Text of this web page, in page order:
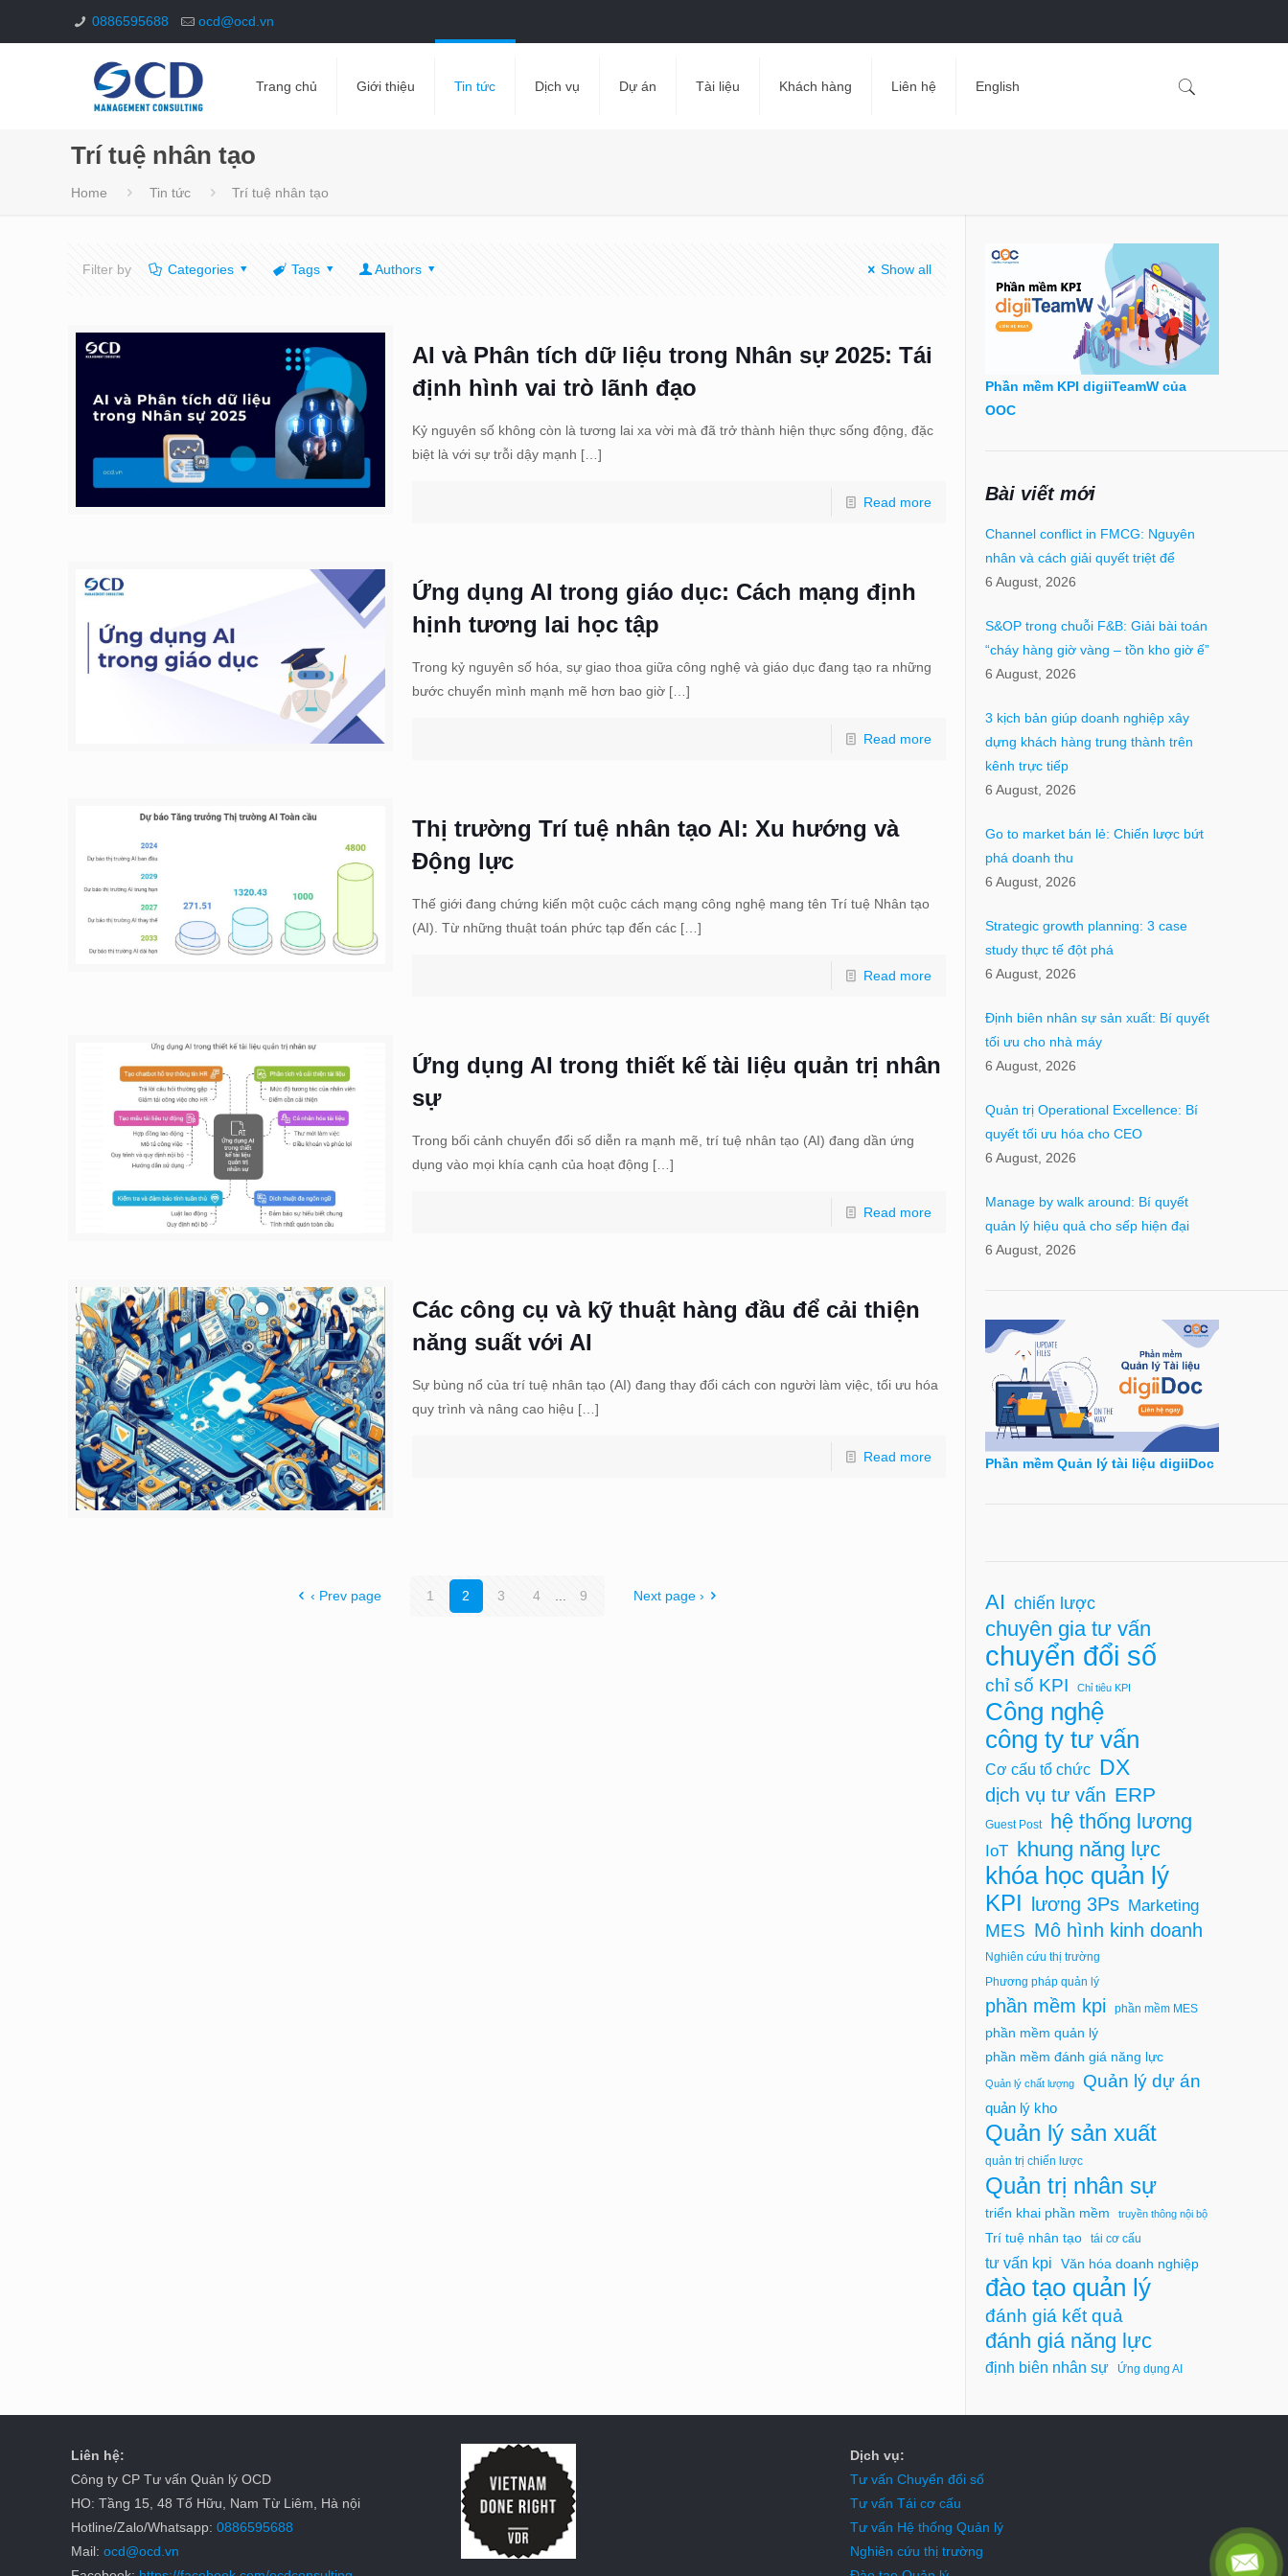
0886595688 ocd@ocd.vn
Trang chủ Giới thiệu Tin tức Dịch vụ Dự án Tài liệu Khách hàng Liên hệ English
Trí tuệ nhân tạo
Home Tin tức Trí tuệ nhân tạo
Filter by Categories Tags Authors Show all
AI và Phân tích dữ liệu trong Nhân sự 2025: Tái
định hình vai trò lãnh đạo
Kỷ nguyên số không còn là tương lai xa vời mà đã trở thành hiện thực sống động, đặc
biệt là với sự trỗi dậy mạnh […]
Read more
Ứng dụng AI trong giáo dục: Cách mạng định
hịnh tương lai học tập
Trong kỷ nguyên số hóa, sự giao thoa giữa công nghệ và giáo dục đang tạo ra những
bước chuyển mình mạnh mẽ hơn bao giờ […]
Read more
Thị trường Trí tuệ nhân tạo AI: Xu hướng và
Động lực
Thế giới đang chứng kiến một cuộc cách mạng công nghệ mang tên Trí tuệ Nhân tạo
(AI). Từ những thuật toán phức tạp đến các […]
Read more
Ứng dụng AI trong thiết kế tài liệu quản trị nhân
sự
Trong bối cảnh chuyển đổi số diễn ra mạnh mẽ, trí tuệ nhân tạo (AI) đang dần ứng
dụng vào mọi khía cạnh của hoạt động […]
Read more
Các công cụ và kỹ thuật hàng đầu để cải thiện
năng suất với AI
Sự bùng nổ của trí tuệ nhân tạo (AI) đang thay đổi cách con người làm việc, tối ưu hóa
quy trình và nâng cao hiệu […]
Read more
‹ Prev page 1 2 3 4 9 Next page ›
Phần mềm KPI digiiTeamW của
OOC
Bài viết mới
Channel conflict in FMCG: Nguyên
nhân và cách giải quyết triệt để
6 August, 2026
S&OP trong chuỗi F&B: Giải bài toán
“cháy hàng giờ vàng – tồn kho giờ ế”
6 August, 2026
3 kịch bản giúp doanh nghiệp xây
dựng khách hàng trung thành trên
kênh trực tiếp
6 August, 2026
Go to market bán lẻ: Chiến lược bứt
phá doanh thu
6 August, 2026
Strategic growth planning: 3 case
study thực tế đột phá
6 August, 2026
Định biên nhân sự sản xuất: Bí quyết
tối ưu cho nhà máy
6 August, 2026
Quản trị Operational Excellence: Bí
quyết tối ưu hóa cho CEO
6 August, 2026
Manage by walk around: Bí quyết
quản lý hiệu quả cho sếp hiện đại
6 August, 2026
Phần mềm Quản lý tài liệu digiiDoc
AI chiến lược
chuyên gia tư vấn
chuyển đổi số
chỉ số KPI Chỉ tiêu KPI
Công nghệ
công ty tư vấn
Cơ cấu tổ chức DX
dịch vụ tư vấn ERP
Guest Post hệ thống lương
IoT khung năng lực
khóa học quản lý
KPI lương 3Ps Marketing
MES Mô hình kinh doanh
Nghiên cứu thị trường
Phương pháp quản lý
phần mềm kpi phần mềm MES
phần mềm quản lý
phần mềm đánh giá năng lực
Quản lý chất lượng Quản lý dự án
quản lý kho
Quản lý sản xuất
quản trị chiến lược
Quản trị nhân sự
triển khai phần mềm truyền thông nội bộ
Trí tuệ nhân tạo tái cơ cấu
tư vấn kpi Văn hóa doanh nghiệp
đào tạo quản lý
đánh giá kết quả
đánh giá năng lực
định biên nhân sự Ứng dụng AI
Liên hệ:
Công ty CP Tư vấn Quản lý OCD
HO: Tầng 15, 48 Tố Hữu, Nam Từ Liêm, Hà nội
Hotline/Zalo/Whatsapp:0886595688
Mail:ocd@ocd.vn
Dịch vụ:
Tư vấn Chuyển đổi số
Tư vấn Tái cơ cấu
Tư vấn Hệ thống Quản lý
Nghiên cứu thị trường